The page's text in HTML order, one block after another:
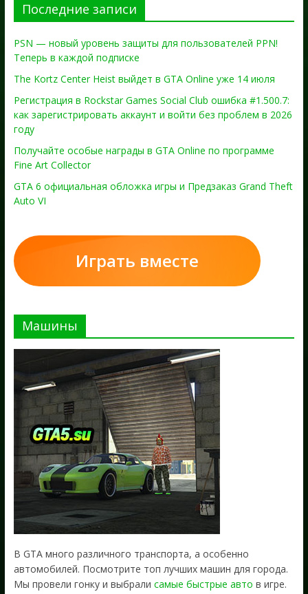
Последние записи
PSN — новый уровень защиты для пользователей PPN!
Теперь в каждой подписке
The Kortz Center Heist выйдет в GTA Online уже 14 июля
Регистрация в Rockstar Games Social Club ошибка #1.500.7:
как зарегистрировать аккаунт и войти без проблем в 2026
году
Получайте особые награды в GTA Online по программе
Fine Art Collector
GTA 6 официальная обложка игры и Предзаказ Grand Theft
Auto VI
Играть вместе
Машины
В GTA много различного транспорта, а особенно
автомобилей. Посмотрите топ лучших машин для города.
Мы провели гонку и выбрали самые быстрые авто в игре.